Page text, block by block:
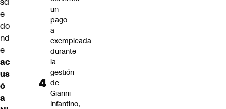
e
do
nd
e
ac
us
ó
a
un
pago
a
exempleada
durante
la
gestión
de
Gianni
Infantino,